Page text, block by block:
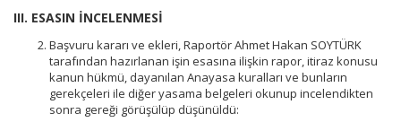
III. ESASIN İNCELENMESİ
Başvuru kararı ve ekleri, Raportör Ahmet Hakan SOYTÜRK
tarafından hazırlanan işin esasına ilişkin rapor, itiraz konusu
kanun hükmü, dayanılan Anayasa kuralları ve bunların
gerekçeleri ile diğer yasama belgeleri okunup incelendikten
sonra gereği görüşülüp düşünüldü: